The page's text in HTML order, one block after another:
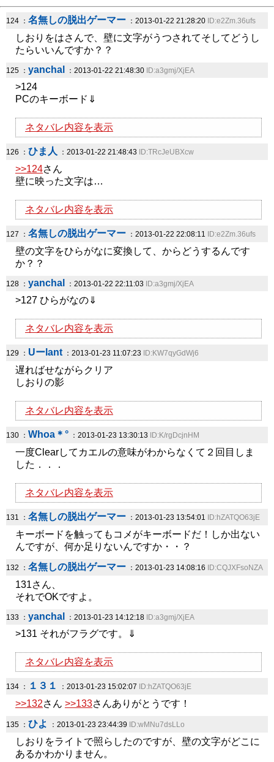
124 ： 名無しの脱出ゲーマー ：2013-01-22 21:28:20 ID:e2Zm.36ufs
しおりをはさんで、壁に文字がうつされてそしてどうし
たらいいんですか？？
125 ： yanchal ：2013-01-22 21:48:30 ID:a3gmj/XjEA
>124
PCのキーボード⇓
ネタバレ内容を表示
126 ： ひま人 ：2013-01-22 21:48:43 ID:TRcJeUBXcw
>>124さん
壁に映った文字は…
ネタバレ内容を表示
127 ： 名無しの脱出ゲーマー ：2013-01-22 22:08:11 ID:e2Zm.36ufs
壁の文字をひらがなに変換して、からどうするんです
か？？
128 ： yanchal ：2013-01-22 22:11:03 ID:a3gmj/XjEA
>127 ひらがなの⇓
ネタバレ内容を表示
129 ： Uーlant：2013-01-23 11:07:23 ID:KW7qyGdWj6
遅ればせながらクリア
しおりの影
ネタバレ内容を表示
130 ： Whoa＊° ：2013-01-23 13:30:13 ID:K/rgDcjnHM
一度Clearしてカエルの意味がわからなくて２回目しま
した．．．
ネタバレ内容を表示
131 ： 名無しの脱出ゲーマー ：2013-01-23 13:54:01 ID:hZATQO63jE
キーボードを触ってもコメがキーボードだ！しか出ない
んですが、何か足りないんですか・・？
132 ： 名無しの脱出ゲーマー ：2013-01-23 14:08:16 ID:CQJXFsoNZA
131さん、
それでOKですよ。
133 ： yanchal ：2013-01-23 14:12:18 ID:a3gmj/XjEA
>131 それがフラグです。⇓
ネタバレ内容を表示
134 ： １３１ ：2013-01-23 15:02:07 ID:hZATQO63jE
>>132さん >>133さんありがとうです！
135 ： ひよ ：2013-01-23 23:44:39 ID:wMNu7dsLLo
しおりをライトで照らしたのですが、壁の文字がどこに
あるかわかりません。